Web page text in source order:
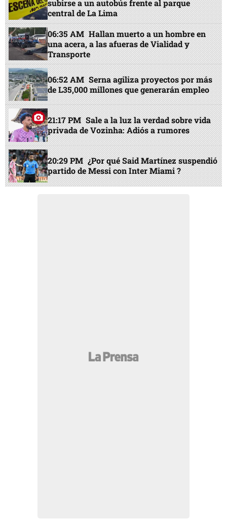
subirse a un autobús frente al parque
central de La Lima
06:35 AM Hallan muerto a un hombre en
una acera, a las afueras de Vialidad y
Transporte
06:52 AM Serna agiliza proyectos por más
de L35,000 millones que generarán empleo
21:17 PM Sale a la luz la verdad sobre vida
privada de Vozinha: Adiós a rumores
20:29 PM ¿Por qué Said Martínez suspendió
partido de Messi con Inter Miami ?